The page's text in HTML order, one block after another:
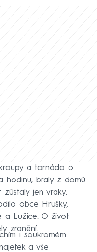
a tornádo o
hodinu, braly z domů
jen vraky.
obce Hrušky,
a Lužice. O život
zranění.
i soukromém.
a vše